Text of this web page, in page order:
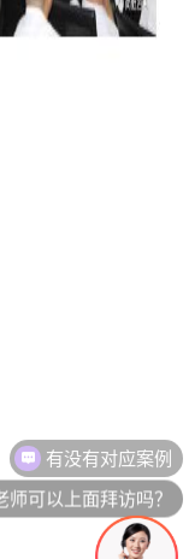
老师可以上面拜访吗？
我想要了解产品